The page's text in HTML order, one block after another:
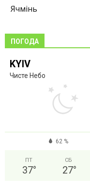
Ячмінь
ПОГОДА
KYIV
Чисте Небо
62 %
ПТ
37°
СБ
27°